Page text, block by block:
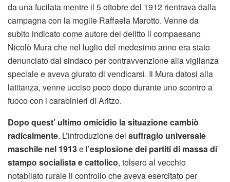
da una fucilata mentre il 5 ottobre del 1912 rientrava dalla
campagna con la moglie Raffaela Marotto. Venne da
subito indicato come autore del delitto il compaesano
Nicolò Mura che nel luglio del medesimo anno era stato
denunciato dal sindaco per contravvenzione alla vigilanza
speciale e aveva giurato di vendicarsi. Il Mura datosi alla
latitanza, venne ucciso poco dopo durante uno scontro a
fuoco con i carabinieri di Aritzo.
Dopo quest’ ultimo omicidio la situazione cambiò
radicalmente. L’introduzione del suffragio universale
maschile nel 1913e l’esplosione dei partiti di massa di
stampo socialista e cattolico, tolsero al vecchio
notabilato rurale il controllo che aveva esercitato per